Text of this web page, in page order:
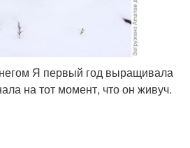
Я первый год выращивала
на тот момент, что он живуч.